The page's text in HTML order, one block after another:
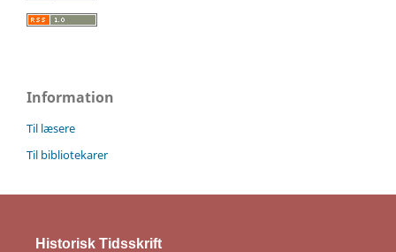
Information
Til læsere
Til bibliotekarer
Historisk Tidsskrift